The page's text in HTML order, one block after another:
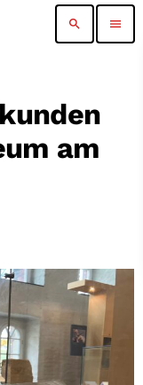
search menu
am